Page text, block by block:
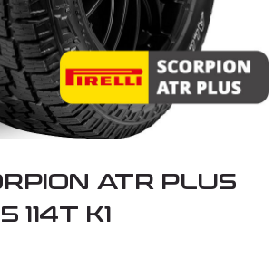
ATR PLUS
114T K1